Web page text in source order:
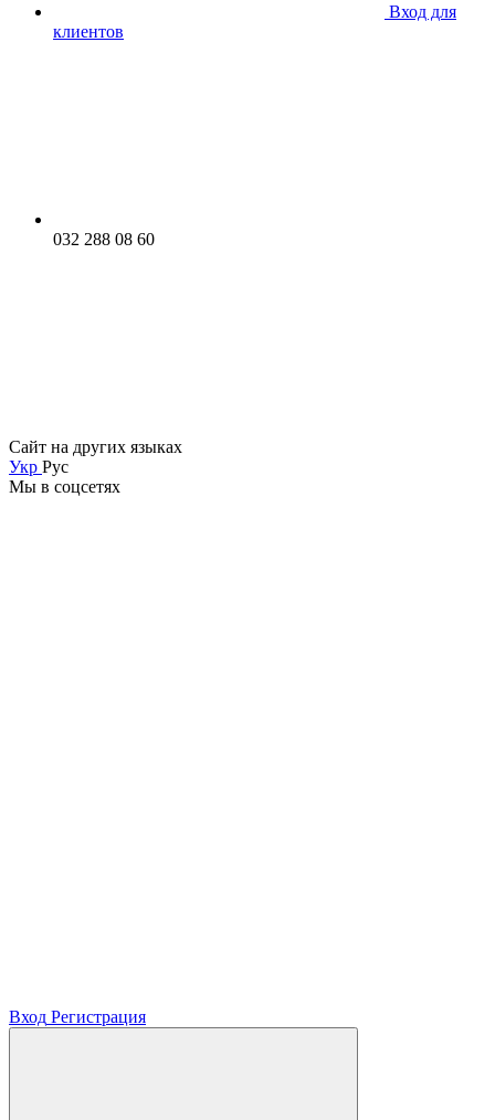
Вход для
клиентов
032 288 08 60
Сайт на других языках
Укр Рус
Мы в соцсетях
Вход Регистрация